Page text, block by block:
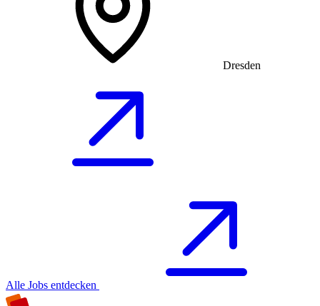
Dresden
Alle Jobs entdecken